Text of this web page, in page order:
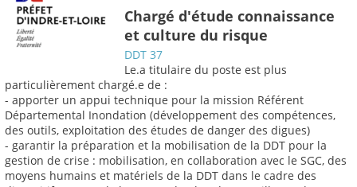
Chargé d'étude connaissance
et culture du risque
DDT 37
Le.a titulaire du poste est plus
particulièrement chargé.e de :
- apporter un appui technique pour la mission Référent
Départemental Inondation (développement des compétences,
des outils, exploitation des études de danger des digues)
- garantir la préparation et la mobilisation de la DDT pour la
gestion de crise : mobilisation, en collaboration avec le SGC, des
moyens humains et matériels de la DDT dans le cadre des